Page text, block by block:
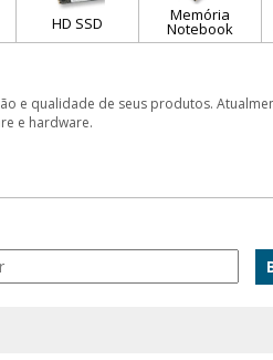
HD SSD Memória
Notebook
e qualidade de seus produtos.
e hardware.